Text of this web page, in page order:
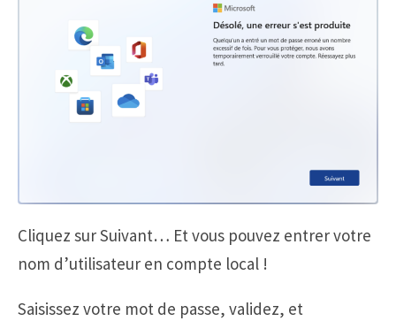
Cliquez sur Suivant… Et vous pouvez entrer votre
nom d’utilisateur en compte local !
Saisissez votre mot de passe, validez, et